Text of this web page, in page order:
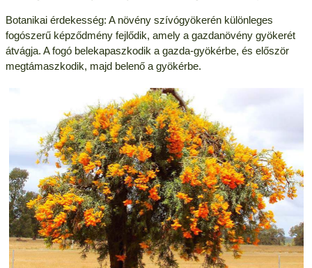
Botanikai érdekesség: A növény szívógyökerén különleges
fogószerű képződmény fejlődik, amely a gazdanövény gyökerét
átvágja. A fogó belekapaszkodik a gazda-gyökérbe, és először
megtámaszkodik, majd belenő a gyökérbe.